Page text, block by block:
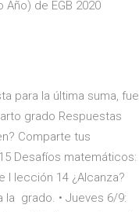
de EGB 2020
para la última suma, fue
grado Respuestas
Comparte tus
Desafíos matemáticos:
I lección 14 ¿Alcanza?
grado. • Jueves 6/9: